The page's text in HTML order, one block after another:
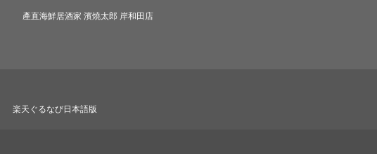
產直海鮮居酒家 濱燒太郎 岸和田店
楽天ぐるなび日本語版